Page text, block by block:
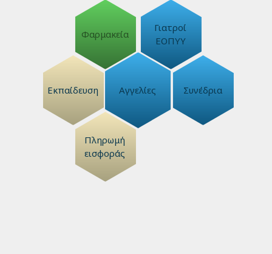
Φαρμακεία
Γιατροί
ΕΟΠΥΥ
Εκπαίδευση Αγγελίες Συνέδρια
Πληρωμή
εισφοράς